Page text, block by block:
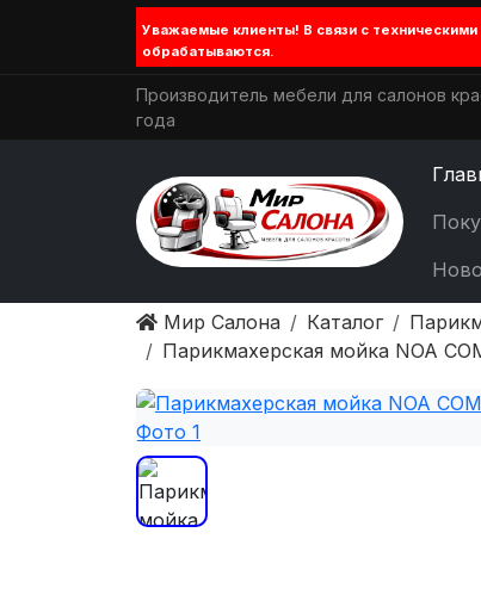
Уважаемые клиенты! В связи с
обрабатываются.
Производитель мебели для салонов
года
Мир Салона Каталог
Парикмахерская мойка NOA